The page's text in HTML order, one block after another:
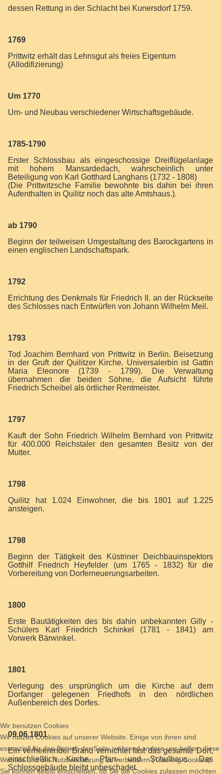
dessen Rettung in der Schlacht bei Kunersdorf 1759.
1769
Prittwitz erhält das Lehnsgut als freies Eigentum
(Allodifizierung)
Um 1770
Um- und Neubau verschiedener Wirtschaftsgebäude.
1785-1790
Erster Schlossbau als eingeschossige Dreiflügelanlage
mit hohem Mansardedach, wahrscheinlich unter
Beteiligung von Karl Gotthard Langhans (1732 - 1808)
(Die Prittwitzsche Familie bewohnte bis dahin bei ihren
Aufenthalten in Quilitz noch das alte Amtshaus.).
ab 1790
Beginn der teilweisen Umgestaltung des Barockgartens in
einen englischen Landschaftspark.
1792
Errichtung des Denkmals für Friedrich II. an der Rückseite
des Schlosses nach Entwürfen von Johann Wilhelm Meil.
1793
Tod Joachim Bernhard von Prittwitz in Berlin. Beisetzung
in der Gruft der Quilitzer Kirche. Universalerbin ist Gattin
Maria Eleonore (1739 - 1799). Die Verwaltung
übernahmen die beiden Söhne, die Aufsicht führte
Friedrich Scheibel als örtlicher Rentmeister.
1797
Kauft der Sohn Friedrich Wilhelm Bernhard von Prittwitz
für 400.000 Reichstaler den gesamten Besitz von der
Mutter.
1798
Quilitz hat 1.024 Einwohner, die bis 1801 auf 1.225
ansteigen.
1798
Beginn der Tätigkeit des Küstriner Deichbauinspektors
Gotthilf Friedrich Heyfelder (um 1765 - 1832) für die
Vorbereitung von Dorferneuerungsarbeiten.
1800
Erste Bautätigkeiten des bis dahin unbekannten Gilly -
Schülers Karl Friedrich Schinkel (1781 - 1841) am
Vorwerk Bärwinkel.
1801
Verlegung des ursprünglich um die Kirche auf dem
Dorfanger gelegenen Friedhofs in den nördlichen
Außenbereich des Dorfes.
09.06.1801
Ein verheerender Brand vernichtet fast das gesamte Dorf,
einschließlich Kirche, Pfarr- und Schulhaus. Das
Schlossgebäude bleibt unbeschadet.
Wir benutzen Cookies
Wir nutzen Cookies auf unserer Website. Einige von ihnen sind
essenziell für den Betrieb der Seite, während andere uns helfen, diese
Website und die Nutzererfahrung zu verbessern (Tracking Cookies).
Sie können selbst entscheiden, ob Sie die Cookies zulassen möchten.